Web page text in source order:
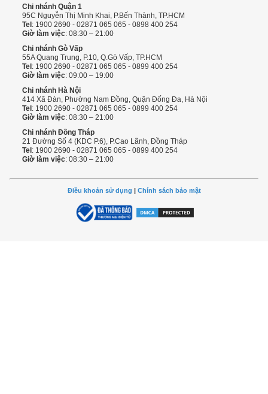
Chi nhánh Quận 1
95C Nguyễn Thị Minh Khai, P.Bến Thành, TP.HCM
Tel: 1900 2690 - 02871 065 065 - 0898 400 254
Giờ làm việc: 08:30 – 21:00
Chi nhánh Gò Vấp
55A Quang Trung, P.10, Q.Gò Vấp, TP.HCM
Tel: 1900 2690 - 02871 065 065 - 0899 400 254
Giờ làm việc: 09:00 – 19:00
Chi nhánh Hà Nội
414 Xã Đàn, Phường Nam Đồng, Quận Đống Đa, Hà Nội
Tel: 1900 2690 - 02871 065 065 - 0899 400 254
Giờ làm việc: 08:30 – 21:00
Chi nhánh Đồng Tháp
21 Đường Số 4 (KDC P.6), P.Cao Lãnh, Đồng Tháp
Tel: 1900 2690 - 02871 065 065 - 0899 400 254
Giờ làm việc: 08:30 – 21:00
Điều khoản sử dụng | Chính sách bảo mật